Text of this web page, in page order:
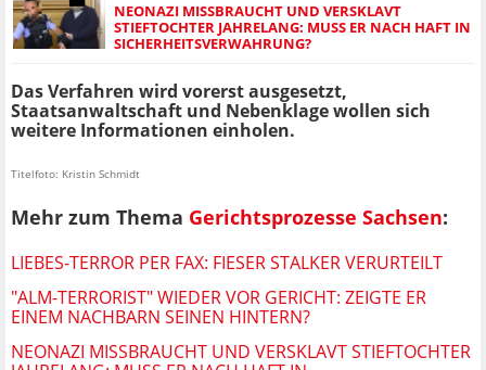
NEONAZI MISSBRAUCHT UND VERSKLAVT
STIEFTOCHTER JAHRELANG: MUSS ER NACH HAFT IN
SICHERHEITSVERWAHRUNG?
Das Verfahren wird vorerst ausgesetzt,
Staatsanwaltschaft und Nebenklage wollen sich
weitere Informationen einholen.
Titelfoto: Kristin Schmidt
Mehr zum Thema Gerichtsprozesse Sachsen:
LIEBES-TERROR PER FAX: FIESER STALKER VERURTEILT
"ALM-TERRORIST" WIEDER VOR GERICHT: ZEIGTE ER
EINEM NACHBARN SEINEN HINTERN?
NEONAZI MISSBRAUCHT UND VERSKLAVT STIEFTOCHTER